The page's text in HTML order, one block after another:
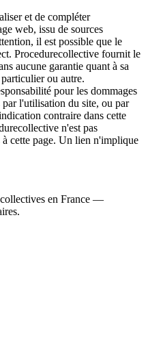
et de compléter
web, issu de sources
il est possible que le
Procedurecollective fournit le
aucune garantie quant à sa
ou autre.
pour les dommages
par l'utilisation du site, ou par
contraire dans cette
n'est pas
à cette page. Un lien n'implique
en France —